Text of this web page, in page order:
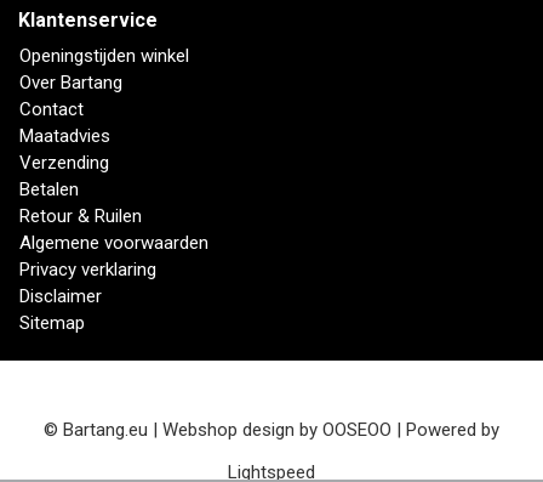
Klantenservice
Openingstijden winkel
Over Bartang
Contact
Maatadvies
Verzending
Betalen
Retour & Ruilen
Algemene voorwaarden
Privacy verklaring
Disclaimer
Sitemap
© Bartang.eu | Webshop design by OOSEOO | Powered by
Lightspeed